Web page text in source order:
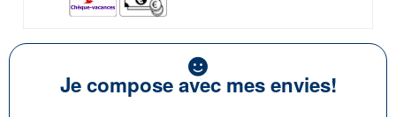
Je compose avec mes envies!